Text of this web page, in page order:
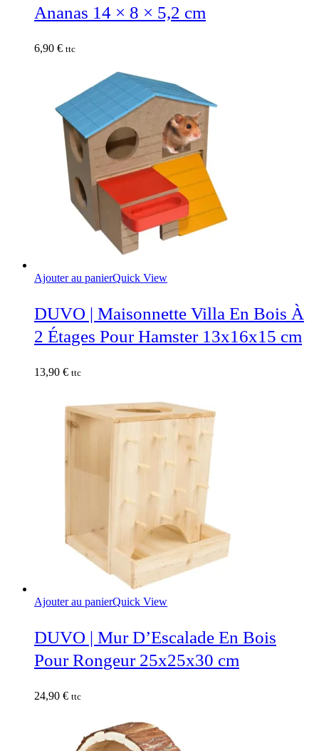
Ananas 14 × 8 × 5,2 cm
6,90 € ttc
Ajouter au panierQuick View
DUVO | Maisonnette Villa En Bois À
2 Étages Pour Hamster 13x16x15 cm
13,90 € ttc
Ajouter au panierQuick View
DUVO | Mur D’Escalade En Bois
Pour Rongeur 25x25x30 cm
24,90 € ttc